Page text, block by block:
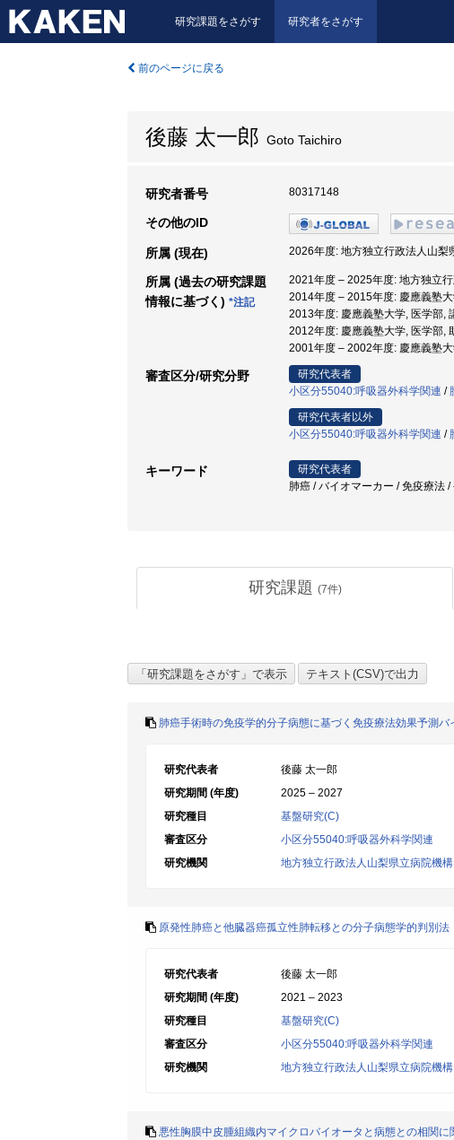
研究課題をさがす 研究者をさがす
前のページに戻る
後藤 太一郎 Goto Taichiro
研究者番号 80317148
その他のID
所属 (現在) 2026年度: 地方独立行政法人山梨
所属 (過去の研究課題
情報に基づく) *注記
2021年度 – 2025年度: 地方独立
2014年度 – 2015年度: 慶應義塾
2013年度: 慶應義塾大学, 医学部,
2012年度: 慶應義塾大学, 医学部,
2001年度 – 2002年度: 慶應義塾
審査区分/研究分野
研究代表者
小区分55040:呼吸器外科学関連 /
研究代表者以外
小区分55040:呼吸器外科学関連 /
キーワード
研究代表者
肺癌 / バイオマーカー / 免疫療法
研究課題 (7件)
肺癌手術時の免疫学的分子病態に基づく免疫療法効果予測バ
研究代表者
後藤 太一郎
研究期間 (年度)
2025 – 2027
研究種目
基盤研究(C)
審査区分
小区分55040:呼吸器外科学関連
研究機関
地方独立行政法人山梨県立病院機
原発性肺癌と他臓器癌孤立性肺転移との分子病態学的判別法
研究代表者
後藤 太一郎
研究期間 (年度)
2021 – 2023
研究種目
基盤研究(C)
審査区分
小区分55040:呼吸器外科学関連
研究機関
地方独立行政法人山梨県立病院機
悪性胸膜中皮腫組織内マイクロバイオータと病態との相関に